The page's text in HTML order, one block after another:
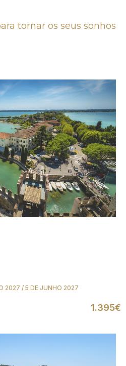
tornar os seus sonhos
2027 / 5 DE JUNHO 2027
1.395€